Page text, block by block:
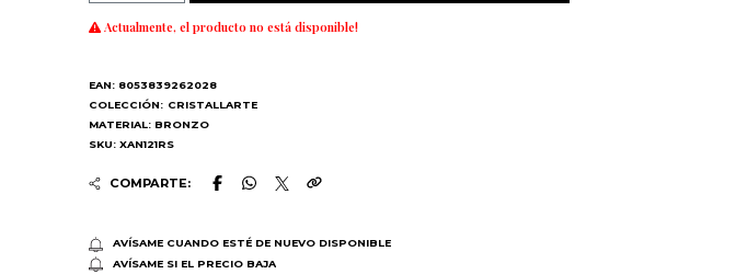
Actualmente, el producto no está disponible!
EAN: 8053839262028
COLECCIÓN: CRISTALLARTE
MATERIAL: BRONZO
SKU: XAN121RS
COMPARTE:
AVÍSAME CUANDO ESTÉ DE NUEVO DISPONIBLE
AVÍSAME SI EL PRECIO BAJA